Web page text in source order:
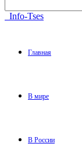
Info-Tses
Главная
В мире
В России